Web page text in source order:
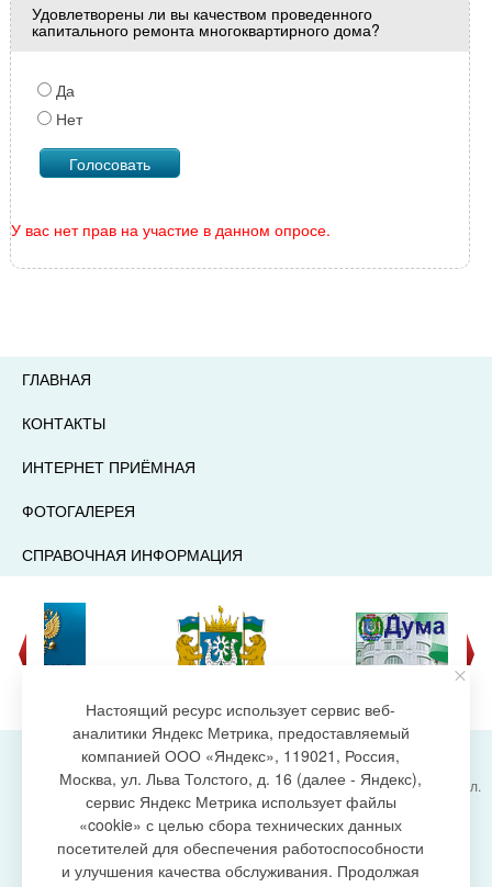
Удовлетворены ли вы качеством проведенного
капитального ремонта многоквартирного дома?
Да
Нет
У вас нет прав на участие в данном опросе.
ГЛАВНАЯ
КОНТАКТЫ
ИНТЕРНЕТ ПРИЁМНАЯ
ФОТОГАЛЕРЕЯ
СПРАВОЧНАЯ ИНФОРМАЦИЯ
создание сайта
Администрация городского поселения Излучинск, ул.
Энергетиков, 6, пгт. Излучинск, Нижневартовский
район,
Ханты-Мансийский автономный округ-Югра
(Тюменская область), 628634
Сетевое изданиеhttps://www.gp-izluchinsk.ru
Настоящий ресурс использует сервис веб-
аналитики Яндекс Метрика, предоставляемый
компанией ООО «Яндекс», 119021, Россия,
Москва, ул. Льва Толстого, д. 16 (далее - Яндекс),
сервис Яндекс Метрика использует файлы
«cookie» с целью сбора технических данных
посетителей для обеспечения работоспособности
и улучшения качества обслуживания. Продолжая